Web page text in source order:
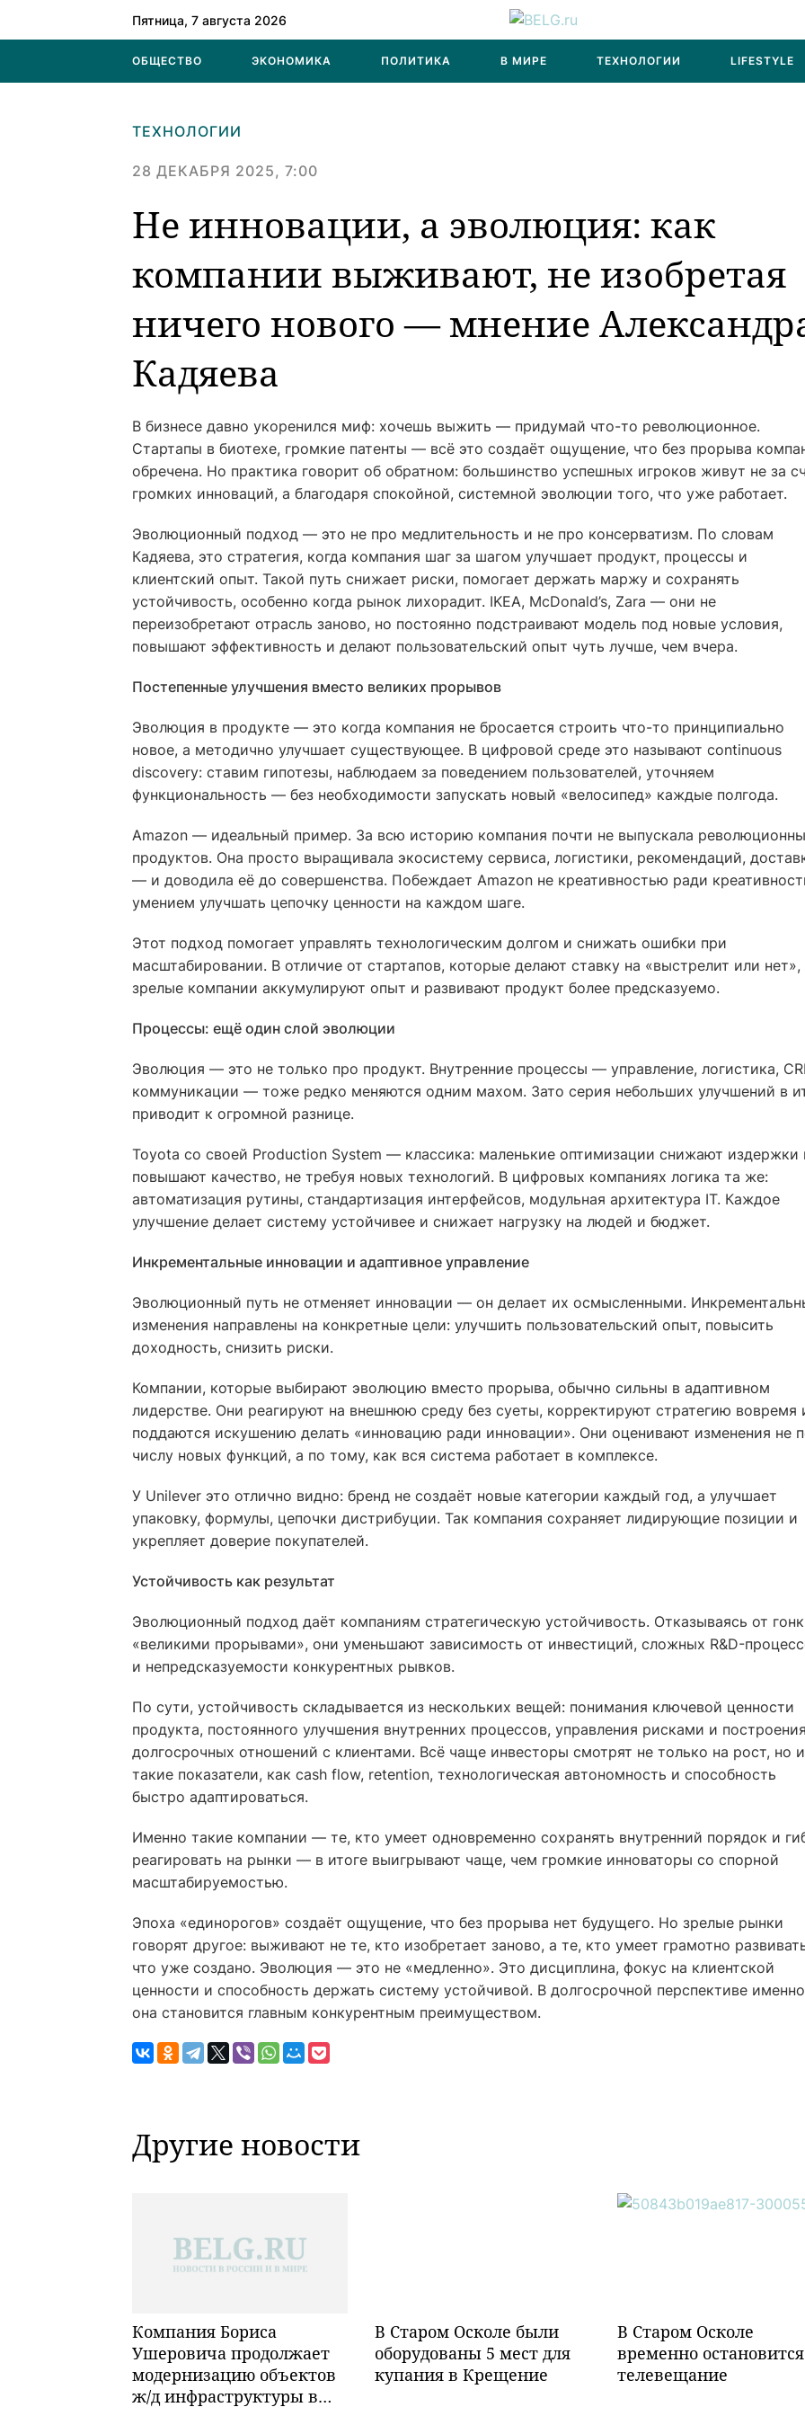
Пятница, 7 августа 2026
ОБЩЕСТВО ЭКОНОМИКА ПОЛИТИКА В МИРЕ ТЕХНОЛОГИИ LIFESTYLE
ТЕХНОЛОГИИ
28 ДЕКАБРЯ 2025, 7:00
Не инновации, а эволюция: как
компании выживают, не изобретая
ничего нового — мнение
Кадяева
В бизнесе давно укоренился миф: хочешь выжить — придумай что-то революционное.
Стартапы в биотехе, громкие патенты — всё это создаёт ощущение, что без прорыва
обречена. Но практика говорит об обратном: большинство успешных игроков живут не за
громких инноваций, а благодаря спокойной, системной эволюции того, что уже работает.
Эволюционный подход — это не про медлительность и не про консерватизм. По словам
Кадяева, это стратегия, когда компания шаг за шагом улучшает продукт, процессы и
клиентский опыт. Такой путь снижает риски, помогает держать маржу и сохранять
устойчивость, особенно когда рынок лихорадит. IKEA, McDonald’s, Zara — они не
переизобретают отрасль заново, но постоянно подстраивают модель под новые условия,
повышают эффективность и делают пользовательский опыт чуть лучше, чем вчера.
Постепенные улучшения вместо великих прорывов
Эволюция в продукте — это когда компания не бросается строить что-то принципиально
новое, а методично улучшает существующее. В цифровой среде это называют continuous
discovery: ставим гипотезы, наблюдаем за поведением пользователей, уточняем
функциональность — без необходимости запускать новый «велосипед» каждые полгода.
Amazon — идеальный пример. За всю историю компания почти не выпускала
продуктов. Она просто выращивала экосистему сервиса, логистики, рекомендаций,
— и доводила её до совершенства. Побеждает Amazon не креативностью ради
умением улучшать цепочку ценности на каждом шаге.
Этот подход помогает управлять технологическим долгом и снижать ошибки при
масштабировании. В отличие от стартапов, которые делают ставку на «выстрелит или нет»,
зрелые компании аккумулируют опыт и развивают продукт более предсказуемо.
Процессы: ещё один слой эволюции
Эволюция — это не только про продукт. Внутренние процессы — управление, логистика,
коммуникации — тоже редко меняются одним махом. Зато серия небольших улучшений в
приводит к огромной разнице.
Toyota со своей Production System — классика: маленькие оптимизации снижают издержки
повышают качество, не требуя новых технологий. В цифровых компаниях логика та же:
автоматизация рутины, стандартизация интерфейсов, модульная архитектура IT. Каждое
улучшение делает систему устойчивее и снижает нагрузку на людей и бюджет.
Инкрементальные инновации и адаптивное управление
Эволюционный путь не отменяет инновации — он делает их осмысленными.
изменения направлены на конкретные цели: улучшить пользовательский опыт, повысить
доходность, снизить риски.
Компании, которые выбирают эволюцию вместо прорыва, обычно сильны в адаптивном
лидерстве. Они реагируют на внешнюю среду без суеты, корректируют стратегию вовремя
поддаются искушению делать «инновацию ради инновации». Они оценивают изменения не
числу новых функций, а по тому, как вся система работает в комплексе.
У Unilever это отлично видно: бренд не создаёт новые категории каждый год, а улучшает
упаковку, формулы, цепочки дистрибуции. Так компания сохраняет лидирующие позиции и
укрепляет доверие покупателей.
Устойчивость как результат
Эволюционный подход даёт компаниям стратегическую устойчивость. Отказываясь от
«великими прорывами», они уменьшают зависимость от инвестиций, сложных R&D-
и непредсказуемости конкурентных рывков.
По сути, устойчивость складывается из нескольких вещей: понимания ключевой ценности
продукта, постоянного улучшения внутренних процессов, управления рисками и построения
долгосрочных отношений с клиентами. Всё чаще инвесторы смотрят не только на рост, но
такие показатели, как cash flow, retention, технологическая автономность и способность
быстро адаптироваться.
Именно такие компании — те, кто умеет одновременно сохранять внутренний порядок и
реагировать на рынки — в итоге выигрывают чаще, чем громкие инноваторы со спорной
масштабируемостью.
Эпоха «единорогов» создаёт ощущение, что без прорыва нет будущего. Но зрелые рынки
говорят другое: выживают не те, кто изобретает заново, а те, кто умеет грамотно
что уже создано. Эволюция — это не «медленно». Это дисциплина, фокус на клиентской
ценности и способность держать систему устойчивой. В долгосрочной перспективе именно
она становится главным конкурентным преимуществом.
Другие новости
Компания Бориса
Ушеровича продолжает
модернизацию объектов
ж/д инфраструктуры в
В Старом Осколе были
оборудованы 5 мест для
купания в Крещение
В Старом Осколе
временно остановится
телевещание